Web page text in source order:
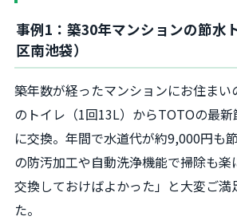
事例1：築30年マンションの節水
区南池袋）
築年数が経ったマンションにお住まい
のトイレ（1回13L）からTOTOの最新
に交換。年間で水道代が約9,000円も
の防汚加工や自動洗浄機能で掃除も楽
交換しておけばよかった」と大変ご満
た。